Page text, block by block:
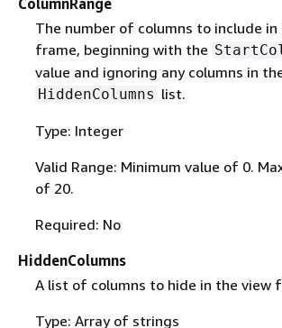
The number of columns to include in
frame, beginning with the
value and ignoring any columns in
HiddenColumns list.
Type: Integer
Valid Range: Minimum value of 0.
of 20.
Required: No
HiddenColumns
A list of columns to hide in the view
Type: Array of strings